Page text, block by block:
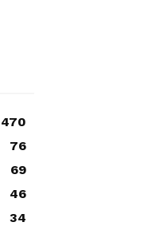
470
76
69
46
34